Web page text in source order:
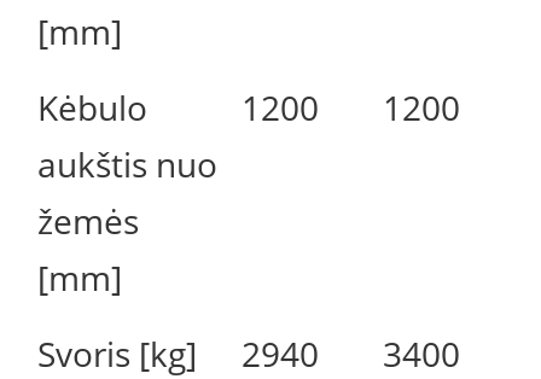
[mm]
Kėbulo
aukštis nuo
žemės
[mm]
1200 1200
Svoris [kg] 2940
3400